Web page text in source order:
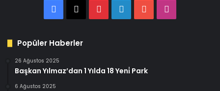
Facebook
X PinterestLinkedInYouTube
Popüler Haberler
26 Ağustos 2025
Başkan Yılmaz’dan 1 Yılda 18 Yeni̇ Park
6 Ağustos 2025